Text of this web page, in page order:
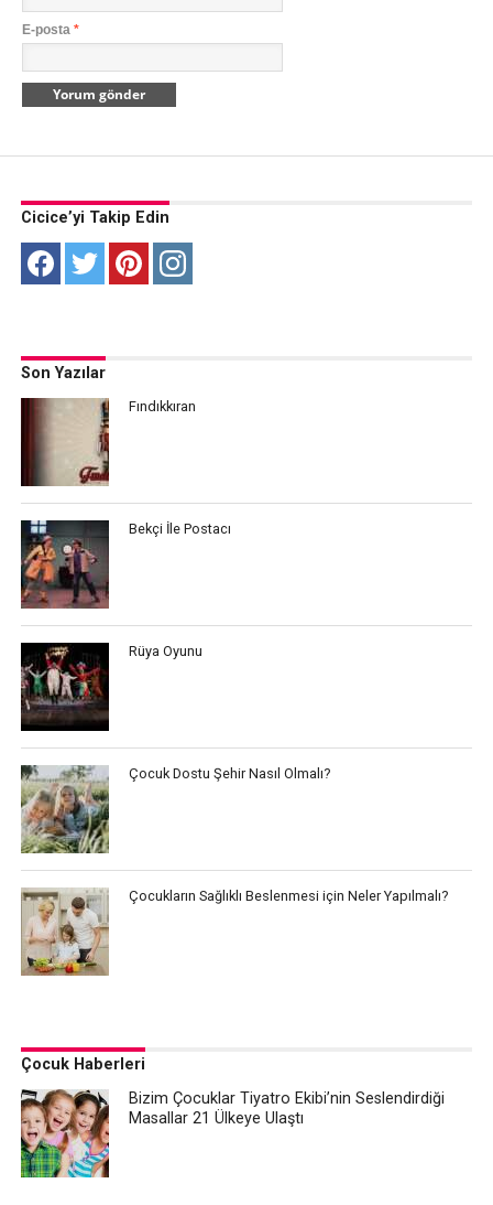
E-posta *
Cicice’yi Takip Edin
Son Yazılar
Fındıkkıran
Bekçi İle Postacı
Rüya Oyunu
Çocuk Dostu Şehir Nasıl Olmalı?
Çocukların Sağlıklı Beslenmesi için Neler Yapılmalı?
Çocuk Haberleri
Bizim Çocuklar Tiyatro Ekibi’nin Seslendirdiği
Masallar 21 Ülkeye Ulaştı